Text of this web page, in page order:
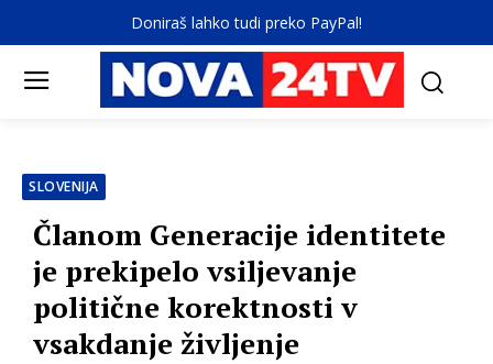
Doniraš lahko tudi preko PayPal!
SLOVENIJA
Članom Generacije identitete
je prekipelo vsiljevanje
politične korektnosti v
vsakdanje življenje